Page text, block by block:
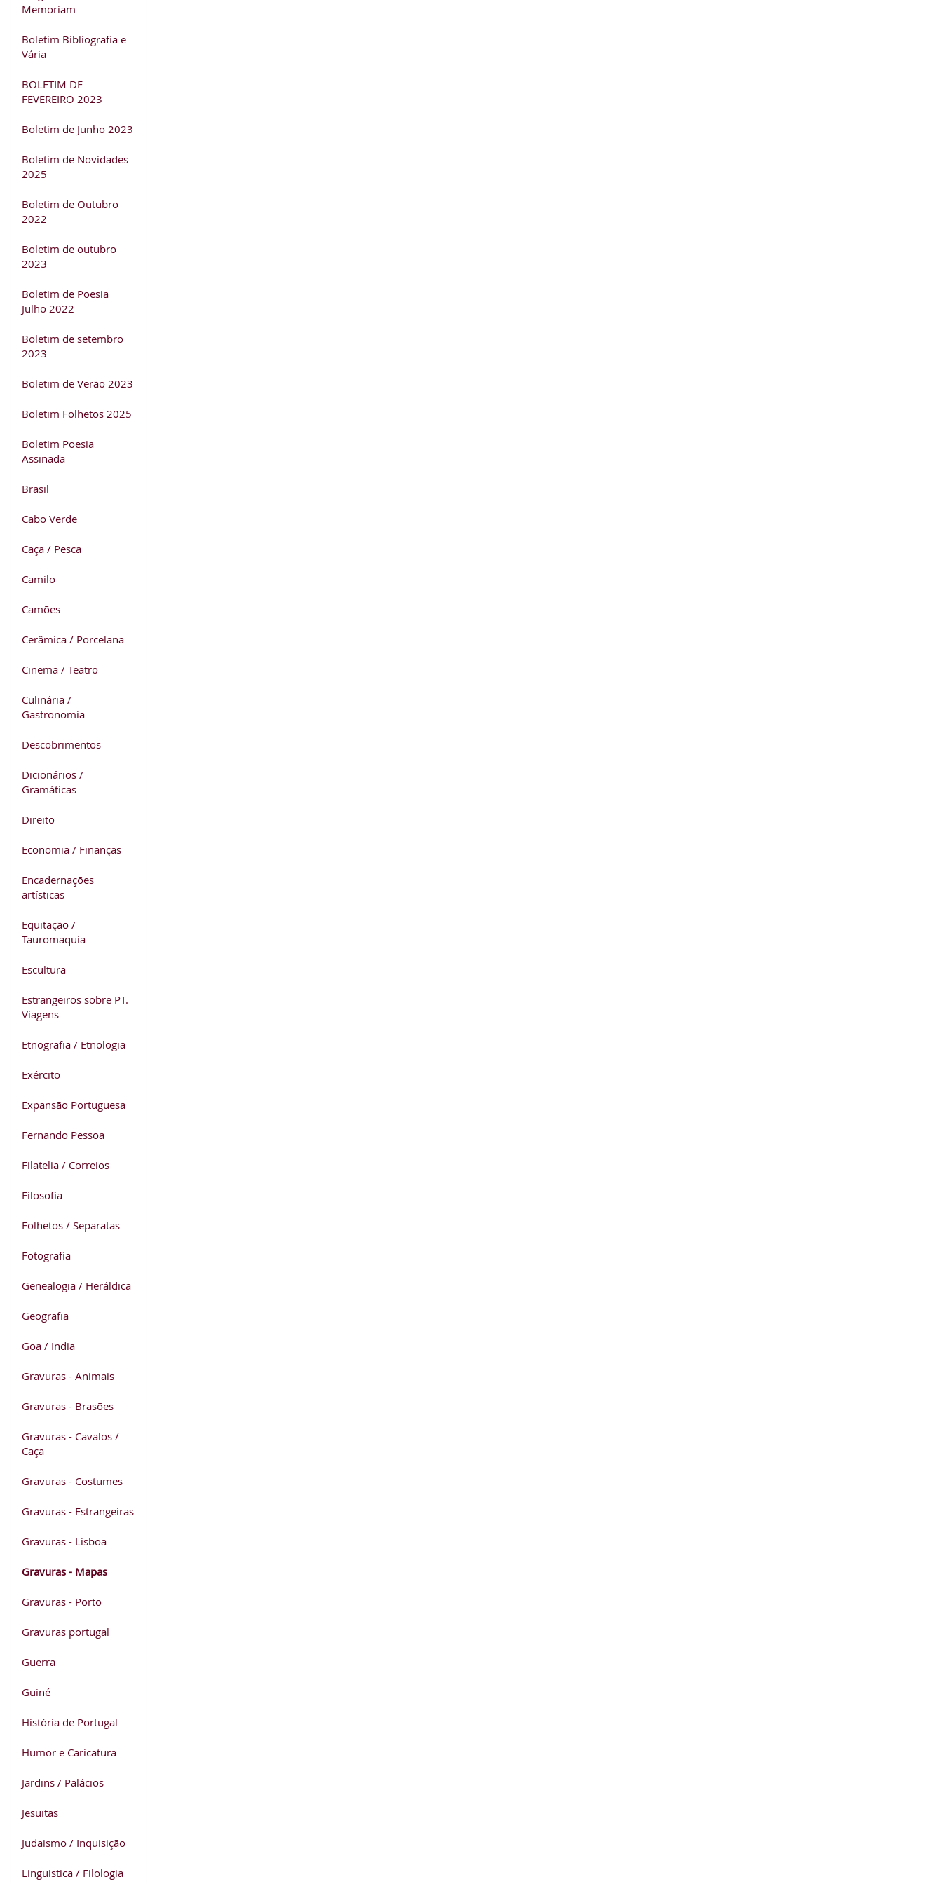
Memoriam
Boletim Bibliografia e
Vária
BOLETIM DE
FEVEREIRO 2023
Boletim de Junho 2023
Boletim de Novidades
2025
Boletim de Outubro
2022
Boletim de outubro
2023
Boletim de Poesia
Julho 2022
Boletim de setembro
2023
Boletim de Verão 2023
Boletim Folhetos 2025
Boletim Poesia
Assinada
Brasil
Cabo Verde
Caça / Pesca
Camilo
Camões
Cerâmica / Porcelana
Cinema / Teatro
Culinária /
Gastronomia
Descobrimentos
Dicionários /
Gramáticas
Direito
Economia / Finanças
Encadernações
artísticas
Equitação /
Tauromaquia
Escultura
Estrangeiros sobre PT.
Viagens
Etnografia / Etnologia
Exército
Expansão Portuguesa
Fernando Pessoa
Filatelia / Correios
Filosofia
Folhetos / Separatas
Fotografia
Genealogia / Heráldica
Geografia
Goa / India
Gravuras - Animais
Gravuras - Brasões
Gravuras - Cavalos /
Caça
Gravuras - Costumes
Gravuras - Estrangeiras
Gravuras - Lisboa
Gravuras - Mapas
Gravuras - Porto
Gravuras portugal
Guerra
Guiné
História de Portugal
Humor e Caricatura
Jardins / Palácios
Jesuitas
Judaismo / Inquisição
Linguistica / Filologia